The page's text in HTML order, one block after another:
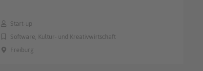
Start-up
Software, Kultur- und Kreativwirtschaft
Freiburg